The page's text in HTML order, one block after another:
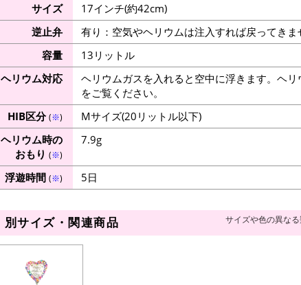
サイズ
17インチ(約42cm)
逆止弁
有り：空気やヘリウムは注入すれば戻ってきま
容量
13リットル
ヘリウム対応
ヘリウムガスを入れると空中に浮きます。ヘ
をご覧ください。
HIB区分(※)
Mサイズ(20リットル以下)
ヘリウム時の
おもり (※)
7.9g
浮遊時間 (※) 5日
別サイズ・関連商品 サイズや色の異な